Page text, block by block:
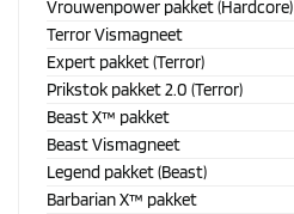
Vrouwenpower pakket (Hardcore)
Terror Vismagneet
Expert pakket (Terror)
Prikstok pakket 2.0 (Terror)
Beast X™ pakket
Beast Vismagneet
Legend pakket (Beast)
Barbarian X™ pakket